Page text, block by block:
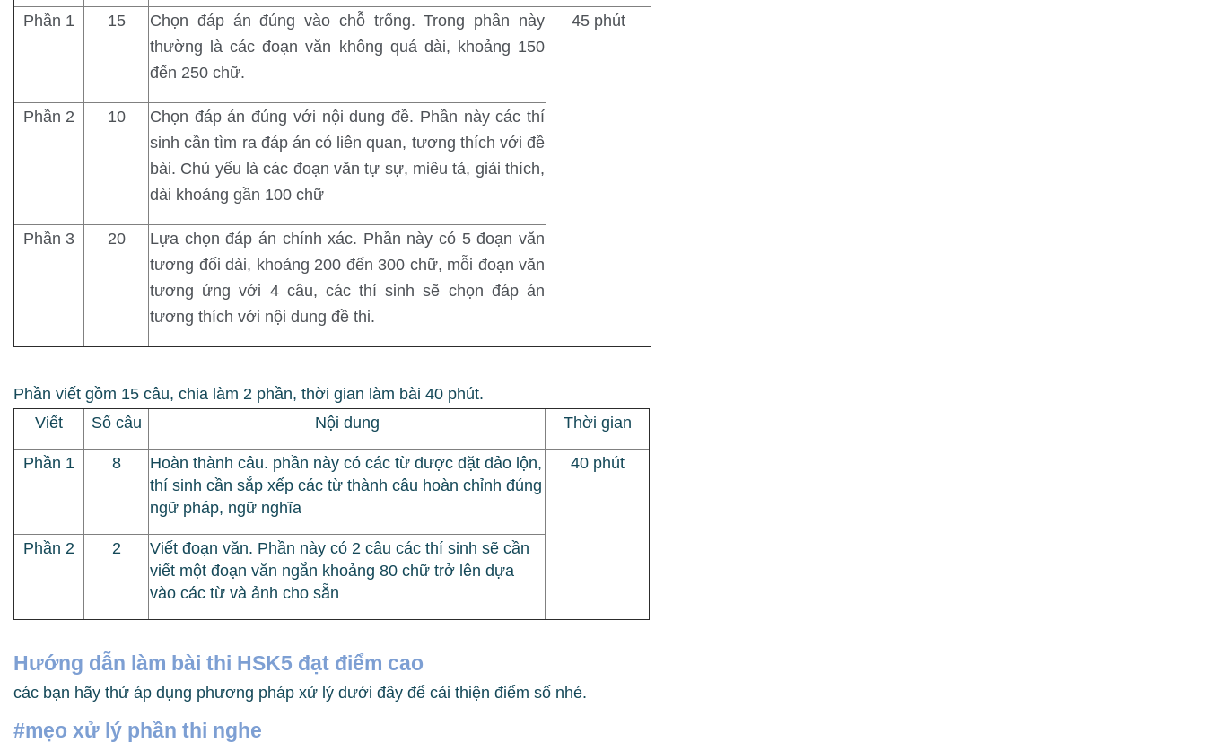
Phần 1 15
Chọn đáp án đúng vào chỗ trống. Trong phần này
thường là các đoạn văn không quá dài, khoảng 150
đến 250 chữ.
45 phút
Phần 2 10
Chọn đáp án đúng với nội dung đề. Phần này các thí
sinh cần tìm ra đáp án có liên quan, tương thích với đề
bài. Chủ yếu là các đoạn văn tự sự, miêu tả, giải thích,
dài khoảng gần 100 chữ
Phần 3 20
Lựa chọn đáp án chính xác. Phần này có 5 đoạn văn
tương đối dài, khoảng 200 đến 300 chữ, mỗi đoạn văn
tương ứng với 4 câu, các thí sinh sẽ chọn đáp án
tương thích với nội dung đề thi.
Phần viết gồm 15 câu, chia làm 2 phần, thời gian làm bài 40 phút.
Viết
Số câu Nội dung Thời gian
Phần 1 8
Hoàn thành câu. phần này có các từ được đặt đảo lộn,
thí sinh cần sắp xếp các từ thành câu hoàn chỉnh đúng
ngữ pháp, ngữ nghĩa
40 phút
Phần 2 2
Viết đoạn văn. Phần này có 2 câu các thí sinh sẽ cần
viết một đoạn văn ngắn khoảng 80 chữ trở lên dựa
vào các từ và ảnh cho sẵn
Hướng dẫn làm bài thi HSK5 đạt điểm cao
các bạn hãy thử áp dụng phương pháp xử lý dưới đây để cải thiện điểm số nhé.
#mẹo xử lý phần thi nghe